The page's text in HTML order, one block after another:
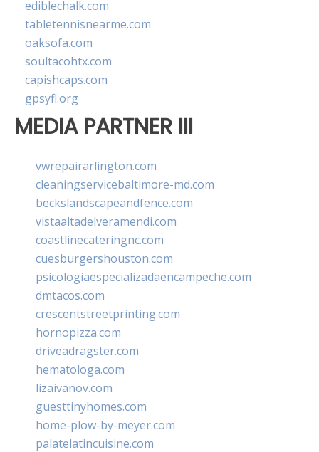
ediblechalk.com
tabletennisnearme.com
oaksofa.com
soultacohtx.com
capishcaps.com
gpsyfl.org
MEDIA PARTNER III
vwrepairarlington.com
cleaningservicebaltimore-md.com
beckslandscapeandfence.com
vistaaltadelveramendi.com
coastlinecateringnc.com
cuesburgershouston.com
psicologiaespecializadaencampeche.com
dmtacos.com
crescentstreetprinting.com
hornopizza.com
driveadragster.com
hematologa.com
lizaivanov.com
guesttinyhomes.com
home-plow-by-meyer.com
palatelatincuisine.com